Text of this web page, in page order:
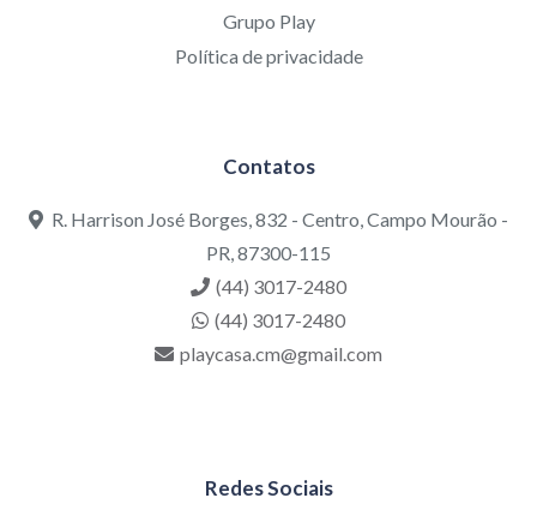
Grupo Play
Política de privacidade
Contatos
R. Harrison José Borges, 832 - Centro, Campo Mourão -
PR, 87300-115
(44) 3017-2480
(44) 3017-2480
playcasa.cm@gmail.com
Redes Sociais